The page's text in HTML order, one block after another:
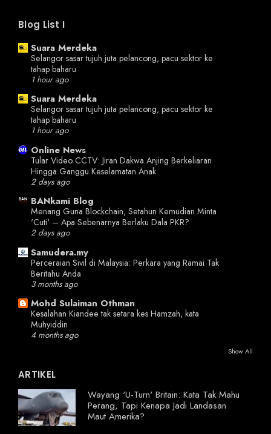
Blog List I
Suara Merdeka
Selangor sasar tujuh juta pelancong, pacu sektor ke
tahap baharu
1 hour ago
Suara Merdeka
Selangor sasar tujuh juta pelancong, pacu sektor ke
tahap baharu
1 hour ago
Online News
Tular Video CCTV: Jiran Dakwa Anjing Berkeliaran
Hingga Ganggu Keselamatan Anak
2 days ago
BANkami Blog
Menang Guna Blockchain, Setahun Kemudian Minta
'Cuti' – Apa Sebenarnya Berlaku Dala PKR?
2 days ago
Samudera.my
Perceraian Sivil di Malaysia: Perkara yang Ramai Tak
Beritahu Anda
3 months ago
Mohd Sulaiman Othman
Kesalahan Kiandee tak setara kes Hamzah, kata
Muhyiddin
4 months ago
Show All
ARTIKEL
Wayang 'U-Turn' Britain: Kata Tak Mahu
Perang, Tapi Kenapa Jadi Landasan
Maut Amerika?